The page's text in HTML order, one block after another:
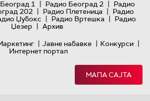
1 | Радио Београд 2 | Радио
202 | Радио Плетеница | Радио
Џубокс | Радио Вртешка | Радио
Џезер | Архив
| Јавне набавке | Конкурси |
Интернет портал
МАПА САЈТА